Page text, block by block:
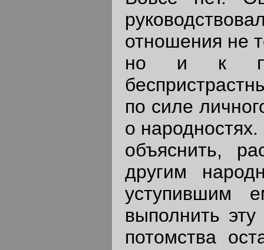
отношения не
но и к
по силе
о
объяснить,
другим
уступившим
выполнить
потомства